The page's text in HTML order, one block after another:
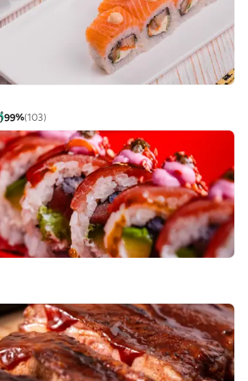
99%(103)